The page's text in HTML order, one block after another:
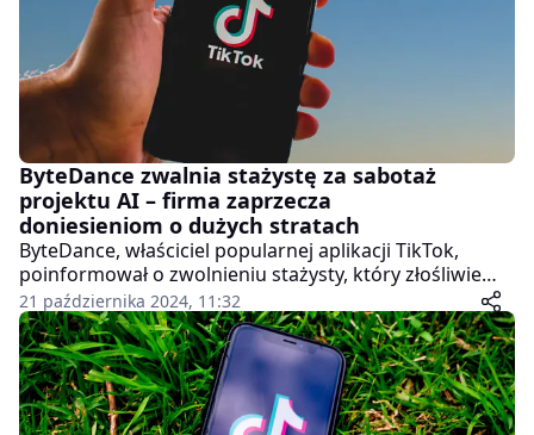
ByteDance zwalnia stażystę za sabotaż
projektu AI – firma zaprzecza
doniesieniom o dużych stratach
ByteDance, właściciel popularnej aplikacji TikTok,
poinformował o zwolnieniu stażysty, który złośliwie
ingerował w proces szkolenia jednego z modeli
sztucznej inteligencji (AI).
21 października 2024, 11:32